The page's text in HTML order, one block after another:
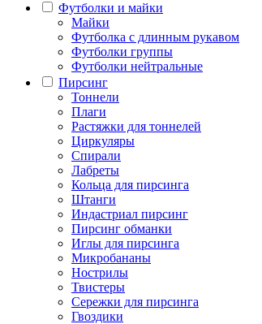
Футболки и майки
Майки
Футболка с длинным рукавом
Футболки группы
Футболки нейтральные
Пирсинг
Тоннели
Плаги
Растяжки для тоннелей
Циркуляры
Спирали
Лабреты
Кольца для пирсинга
Штанги
Индастриал пирсинг
Пирсинг обманки
Иглы для пирсинга
Микробананы
Нострилы
Твистеры
Сережки для пирсинга
Гвоздики